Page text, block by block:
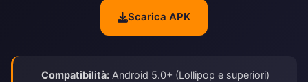
Scarica APK
Compatibilità:Android 5.0+ (Lollipop e superiori)